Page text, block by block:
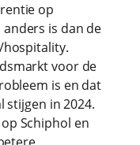
op
is dan de
voor de
is en dat
stijgen in 2024.
Schiphol en